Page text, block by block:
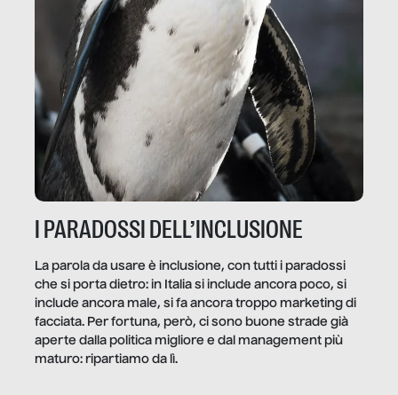
I PARADOSSI DELL’INCLUSIONE
La parola da usare è inclusione, con tutti i paradossi
che si porta dietro: in Italia si include ancora poco, si
include ancora male, si fa ancora troppo marketing di
facciata. Per fortuna, però, ci sono buone strade già
aperte dalla politica migliore e dal management più
maturo: ripartiamo da lì.